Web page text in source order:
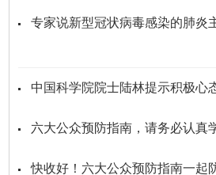
专家说新型冠状病毒感染的肺炎
中国科学院院士陆林提示积极心
六大公众预防指南，请务必认真
快收好！六大公众预防指南一起